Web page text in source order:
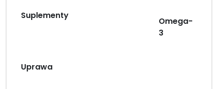
Suplementy
Omega-
3
Uprawa